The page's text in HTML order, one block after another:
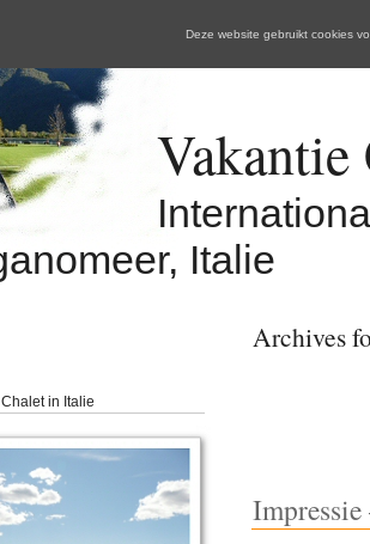
Italie
Archives
Chalet in Italie
Deze website gebruikt cookies